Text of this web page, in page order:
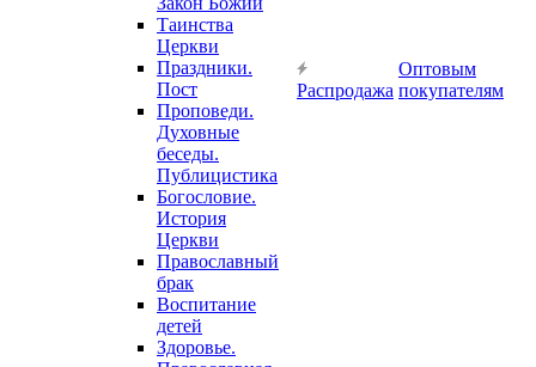
Таинства
Церкви
Праздники.
Пост
Проповеди.
Духовные
беседы.
Публицистика
Богословие.
История
Церкви
Православный
брак
Воспитание
детей
Здоровье.
Распродажа
Оптовым
покупателям